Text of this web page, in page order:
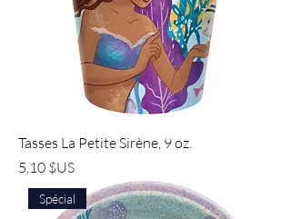
Tasses La Petite Sirène, 9 oz.
Prix
5,10 $US
Spécial